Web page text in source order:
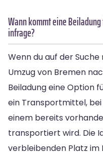
Wann kommt eine
infrage?
Wenn du auf der
Umzug von Bremen
Beiladung eine Option
ein Transportmittel,
einem bereits
transportiert wird. Die
verbleibenden Platz im